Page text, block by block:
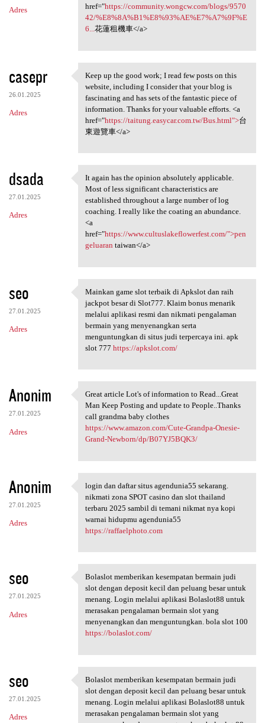
Adres
href="https://community.wongcw.com/blogs/9570
42/%E8%8A%B1%E8%93%AE%E7%A7%9F%E
6... 花蓮租機車</a>
casepr
26.01.2025
Adres
Keep up the good work; I read
Keep up the good work; I read few posts on this
website, including I consider that your blog is
fascinating and has sets of the fantastic piece of
information. Thanks for your valuable efforts. <a
href="https://taitung.easycar.com.tw/Bus.html">台
東遊覽車</a>
dsada
27.01.2025
Adres
It again has the opinion
It again has the opinion absolutely applicable.
Most of less significant characteristics are
established throughout a large number of log
coaching. I really like the coating an abundance.
<a
href="https://www.cultuslakeflowerfest.com/">pen
geluaran taiwan</a>
seo
27.01.2025
Adres
Mainkan game slot terbaik di
Mainkan game slot terbaik di Apkslot dan raih
jackpot besar di Slot777. Klaim bonus menarik
melalui aplikasi resmi dan nikmati pengalaman
bermain yang menyenangkan serta
menguntungkan di situs judi terpercaya ini. apk
slot 777 https://apkslot.com/
Anonim
27.01.2025
Adres
Great article Lot's of
Great article Lot's of information to Read...Great
Man Keep Posting and update to People..Thanks
call grandma baby clothes
https://www.amazon.com/Cute-Grandpa-Onesie-
Grand-Newborn/dp/B07YJ5BQK3/
Anonim
27.01.2025
Adres
login dan daftar situs
login dan daftar situs agendunia55 sekarang.
nikmati zona SPOT casino dan slot thailand
terbaru 2025 sambil di temani nikmat nya kopi
warnai hidupmu agendunia55
https://raffaelphoto.com
seo
27.01.2025
Adres
Bolaslot memberikan
Bolaslot memberikan kesempatan bermain judi
slot dengan deposit kecil dan peluang besar untuk
menang. Login melalui aplikasi Bolaslot88 untuk
merasakan pengalaman bermain slot yang
menyenangkan dan menguntungkan. bola slot 100
https://bolaslot.com/
seo
27.01.2025
Adres
Bolaslot memberikan
Bolaslot memberikan kesempatan bermain judi
slot dengan deposit kecil dan peluang besar untuk
menang. Login melalui aplikasi Bolaslot88 untuk
merasakan pengalaman bermain slot yang